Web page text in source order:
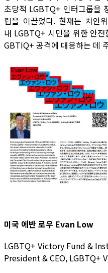
초당적 LGBTQ+ 인터그룹을
립을 이끌었다. 현재는 치안
내 LGBTQ+ 시민을 위한 안
GBTIQ+ 공격에 대응하는 데
미국 에반 로우 Evan Low
LGBTQ+ Victory Fund &
President & CEO,